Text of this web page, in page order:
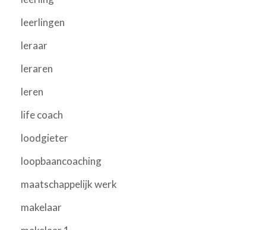
leerlingen
leraar
leraren
leren
life coach
loodgieter
loopbaancoaching
maatschappelijk werk
makelaar